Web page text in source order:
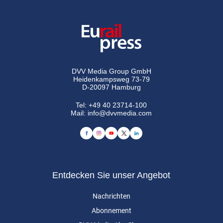
DVV Media Group GmbH
Heidenkampsweg 73-79
D-20097 Hamburg
Tel:+49 40 23714-100
Mail: info@dvvmedia.com
Entdecken Sie unser Angebot
Nachrichten
Abonnement